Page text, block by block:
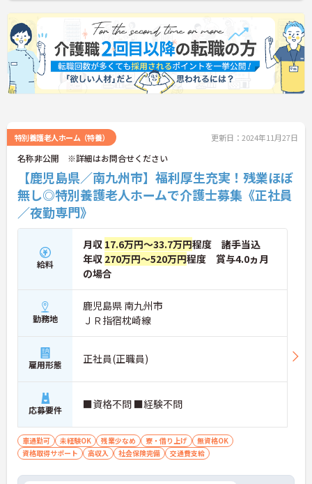
特別養護老人ホーム（特養） 更新日：2024年11月27日
名称非公開 ※詳細はお問合せください
【鹿児島県／南九州市】福利厚生充実！残業ほぼ
無し◎特別養護老人ホームで介護士募集《正社員
／夜勤専門》
給料
月収 17.6万円～33.7万円程度 諸手当込
年収 270万円～520万円程度 賞与4.0ヵ月
の場合
勤務地
鹿児島県 南九州市
ＪＲ指宿枕崎線
雇用形態 正社員(正職員)
応募要件 ■資格不問 ■経験不問
車通勤可 未経験OK 残業少なめ 寮・借り上げ
無資格OK
資格取得サポート
高収入 社会保険完備 交通費支給